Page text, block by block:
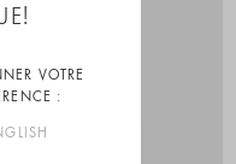
VOTRE
: